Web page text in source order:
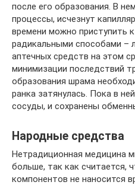
после его образования. В
процессы, исчезнут
времени можно приступить
радикальными способами –
аптечных средств на этом
минимизации последствий
образования шрама
ранка затянулась. Пока в
сосуды, и сохранены
Народные средства
Нетрадиционная медицина
больше, так как считается,
компонентов не наносится